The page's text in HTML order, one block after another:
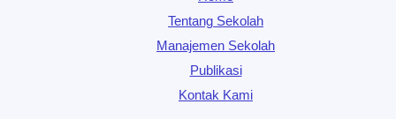
Tentang Sekolah
Manajemen Sekolah
Publikasi
Kontak Kami